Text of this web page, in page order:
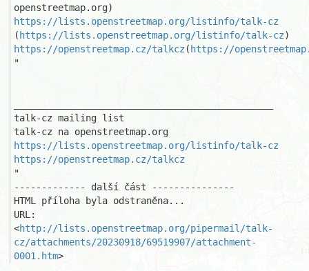
https://lists.openstreetmap.org/listinfo/talk-cz
( https://lists.openstreetmap.org/listinfo/talk-cz
https://openstreetmap.cz/talkcz ( https://
"
talk-cz mailing list
https://lists.openstreetmap.org/listinfo/talk-cz
https://openstreetmap.cz/talkcz
"
------------- další část ---------------
HTML příloha byla odstraněna...
URL:
<http://lists.openstreetmap.org/pipermail/talk-
cz/attachments/20230918/69519907/attachment-
0001.htm>